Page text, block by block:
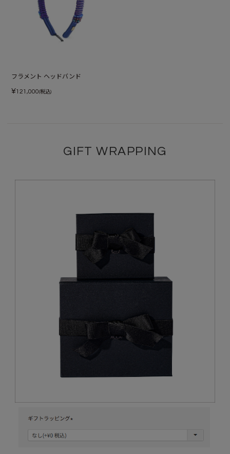
フラメント ヘッドバンド
¥121,000(税込)
GIFT WRAPPING